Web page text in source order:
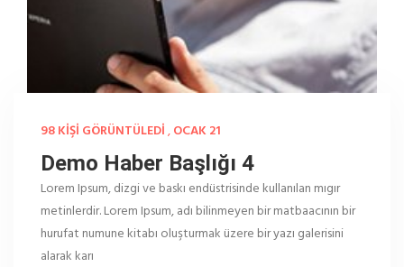
98 KIŞI GÖRÜNTÜLEDI,OCAK 21
Demo Haber Başlığı 4
Lorem Ipsum, dizgi ve baskı endüstrisinde kullanılan mıgır
metinlerdir. Lorem Ipsum, adı bilinmeyen bir matbaacının bir
hurufat numune kitabı oluşturmak üzere bir yazı galerisini
alarak karı